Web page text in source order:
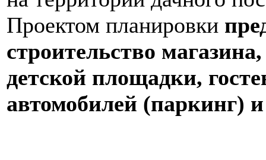
Проектом планировки
строительство
детской площадки,
автомобилей (паркинг)